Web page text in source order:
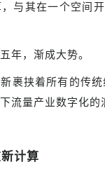
与其在一个空间
年，渐成大势。
裹挟着所有的传
流量产业数字化的
计算